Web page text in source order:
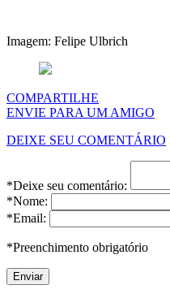
Imagem: Felipe Ulbrich
COMPARTILHE
ENVIE PARA UM AMIGO
DEIXE SEU COMENTÁRIO
*Deixe seu comentário:
*Nome:
*Email:
*Preenchimento obrigatório